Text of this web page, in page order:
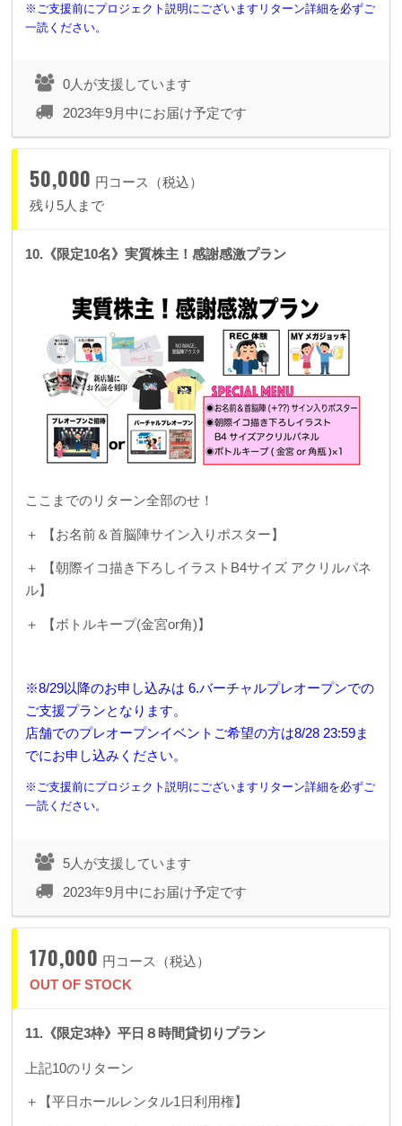
※ご支援前にプロジェクト説明にございますリターン詳細を必ずご
一読ください。
0人が支援しています
2023年9月中にお届け予定です
50,000 円コース（税込）
残り5人まで
10.《限定10名》実質株主！感謝感激プラン
ここまでのリターン全部のせ！
＋ 【お名前＆首脳陣サイン入りポスター】
＋ 【朝際イコ描き下ろしイラストB4サイズ アクリルパネ
ル】
＋ 【ボトルキープ(金宮or角)】
※8/29以降のお申し込みは 6.バーチャルプレオープンでの
ご支援プランとなります。
店舗でのプレオープンイベントご希望の方は8/28 23:59ま
でにお申し込みください。
※ご支援前にプロジェクト説明にございますリターン詳細を必ずご
一読ください。
5人が支援しています
2023年9月中にお届け予定です
170,000 円コース（税込）
OUT OF STOCK
11.《限定3枠》平日８時間貸切りプラン
上記10のリターン
＋【平日ホールレンタル1日利用権】